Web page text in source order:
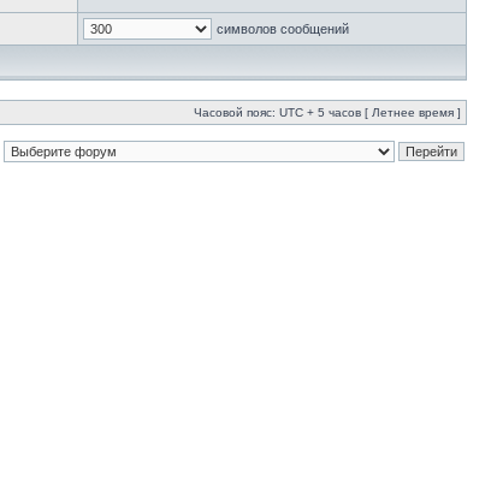
символов сообщений
Часовой пояс: UTC + 5 часов [ Летнее время ]